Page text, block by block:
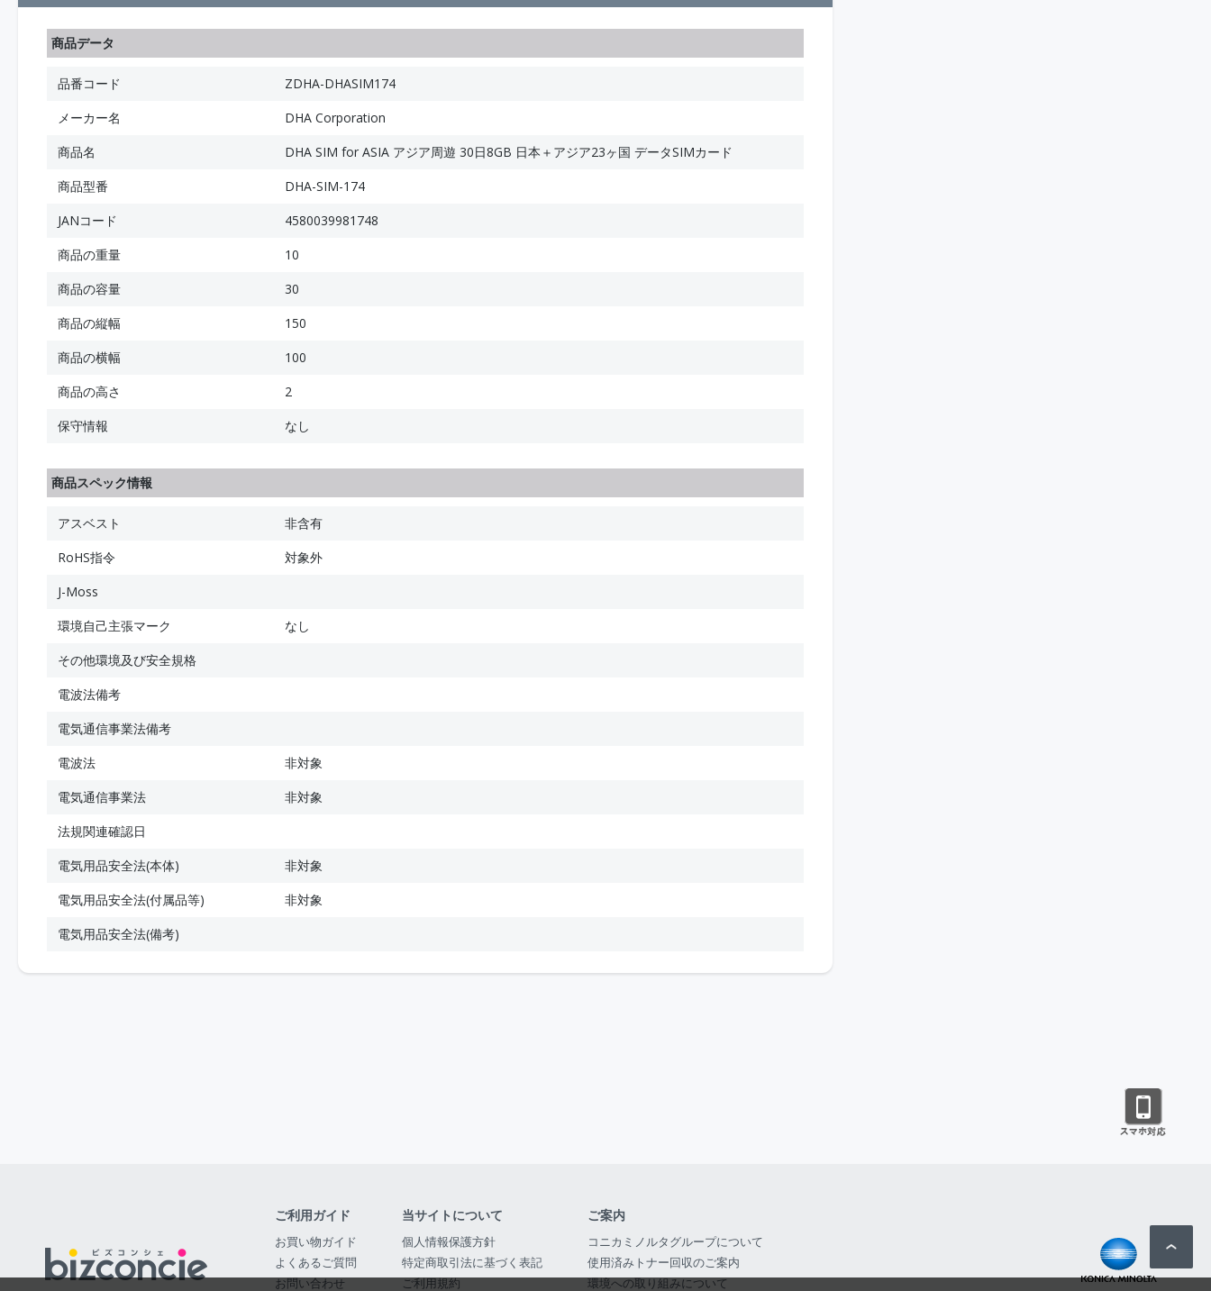
商品データ
品番コード
ZDHA-DHASIM174
メーカー名
DHA Corporation
商品名
DHA SIM for ASIA アジア周遊 30日8GB 日本＋アジア23ヶ国 データSIMカード
商品型番
DHA-SIM-174
JANコード
4580039981748
商品の重量
10
商品の容量
30
商品の縦幅
150
商品の横幅
100
商品の高さ
2
保守情報
なし
商品スペック情報
アスベスト
非含有
RoHS指令
対象外
J-Moss
環境自己主張マーク
なし
その他環境及び安全規格
電波法備考
電気通信事業法備考
電波法
非対象
電気通信事業法
非対象
法規関連確認日
電気用品安全法(本体)
非対象
電気用品安全法(付属品等)
非対象
電気用品安全法(備考)
ご利用ガイド
お買い物ガイド
よくあるご質問
お問い合わせ
当サイトについて
個人情報保護方針
特定商取引法に基づく表記
ご利用規約
ご案内
コニカミノルタグループについて
使用済みトナー回収のご案内
環境への取り組みについて